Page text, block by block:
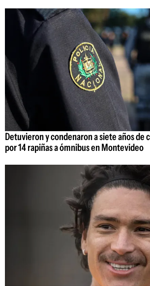
Detuvieron y condenaron a siete años de
por 14 rapiñas a ómnibus en Montevideo